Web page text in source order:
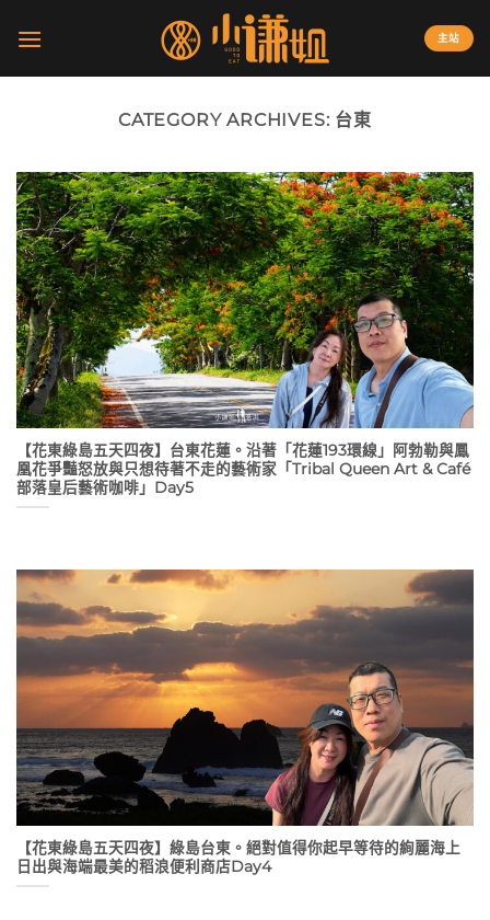
主站
CATEGORY ARCHIVES: 台東
【花東綠島五天四夜】台東花蓮。沿著「花蓮193環線」阿勃勒與鳳
凰花爭豔怒放與只想待著不走的藝術家「Tribal Queen Art & Café
部落皇后藝術咖啡」Day5
【花東綠島五天四夜】綠島台東。絕對值得你起早等待的絢麗海上
日出與海端最美的稻浪便利商店Day4